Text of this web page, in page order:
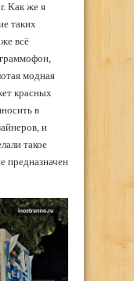
Как же я
таких
всё
модная
красных
в
и
такое
предназначен